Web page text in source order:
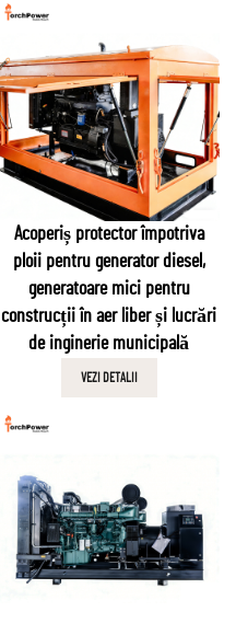
Acoperiș protector împotriva
ploii pentru generator diesel,
generatoare mici pentru
construcții în aer liber și lucrări
de inginerie municipală
VEZI DETALII